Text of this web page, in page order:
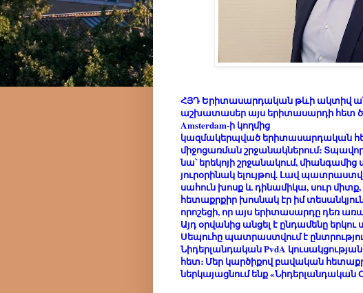
ՀՅԴ Երիտասարդական թևի ակտիվ
աշխատասեր այս երիտասարդի հետ
Amsterdam-ի կողմից
կազմակերպված երիտասարդական
միջոցառման շրջանակներում։
նա՝ երեկոյի շրջանակում,
յուրօրինակ ելույթով. Լավ
սահուն խոսք և դինամիկա, սուր միտք,
հետաքրքիր խոսնակ էր իմ
որոշեցի, որ այս երիտասարդը դեռ
Այդ օրվանից անցել է ընդամենը
Սեպուհը պատրաստվում է
Նիդերլանդական PvdA կուսակցության
հետ։ Մեր կարծիքով բավական
ներկայացնում ենք «Նիդերլանդական